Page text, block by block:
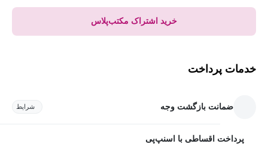
خرید اشتراک مکتب‌پلاس
خدمات پرداخت
ضمانت بازگشت وجه شرایط
پرداخت اقساطی با اسنپ‌پی